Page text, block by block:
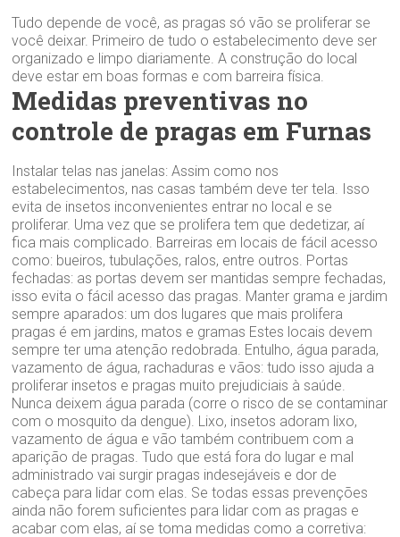
Tudo depende de você, as pragas só vão se proliferar se
você deixar. Primeiro de tudo o estabelecimento deve ser
organizado e limpo diariamente. A construção do local
deve estar em boas formas e com barreira física.
Medidas preventivas no
controle de pragas em Furnas
Instalar telas nas janelas: Assim como nos
estabelecimentos, nas casas também deve ter tela. Isso
evita de insetos inconvenientes entrar no local e se
proliferar. Uma vez que se prolifera tem que dedetizar, aí
fica mais complicado. Barreiras em locais de fácil acesso
como: bueiros, tubulações, ralos, entre outros. Portas
fechadas: as portas devem ser mantidas sempre fechadas,
isso evita o fácil acesso das pragas. Manter grama e jardim
sempre aparados: um dos lugares que mais prolifera
pragas é em jardins, matos e gramas Estes locais devem
sempre ter uma atenção redobrada. Entulho, água parada,
vazamento de água, rachaduras e vãos: tudo isso ajuda a
proliferar insetos e pragas muito prejudiciais à saúde.
Nunca deixem água parada (corre o risco de se contaminar
com o mosquito da dengue). Lixo, insetos adoram lixo,
vazamento de água e vão também contribuem com a
aparição de pragas. Tudo que está fora do lugar e mal
administrado vai surgir pragas indesejáveis e dor de
cabeça para lidar com elas. Se todas essas prevenções
ainda não forem suficientes para lidar com as pragas e
acabar com elas, aí se toma medidas como a corretiva: